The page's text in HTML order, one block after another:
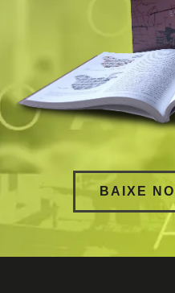
BAIXE